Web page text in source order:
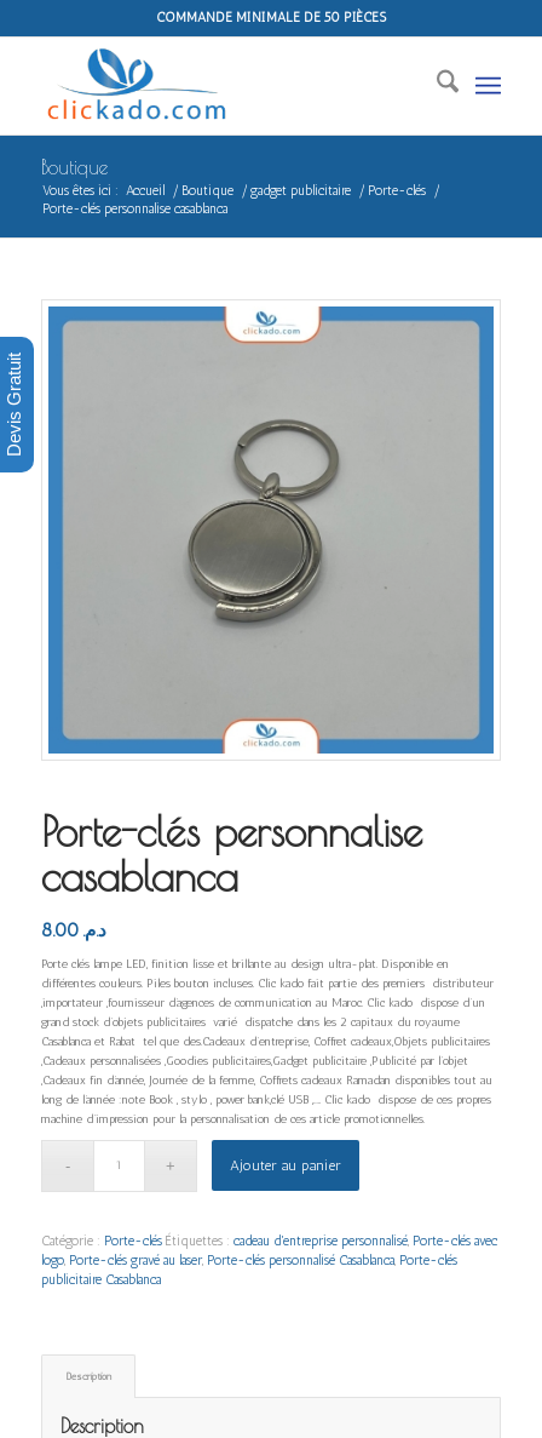
COMMANDE MINIMALE DE 50 PIÈCES
Boutique
Vous êtes ici : Accueil / Boutique / gadget publicitaire / Porte-clés
/
Porte-clés personnalise casablanca
Porte-clés personnalise
casablanca
د.م. 8.00
Porte clés lampe LED, finition lisse et brillante au design ultra-plat. Disponible en
différentes couleurs. Piles bouton incluses. Clic kado fait partie des premiers distributeur
,importateur ,fournisseur d’agences de communication au Maroc. Clic kado dispose d’un
grand stock d’objets publicitaires varié dispatche dans les 2 capitaux du royaume
Casablanca et Rabat tel que des.Cadeaux d’entreprise, Coffret cadeaux,Objets publicitaires
,Cadeaux personnalisées ,Goodies publicitaires,Gadget publicitaire ,Publicité par l’objet
,Cadeaux fin d’année, Journée de la femme, Coffrets cadeaux Ramadan disponibles tout au
long de l’année :note Book , stylo , power bank,clé USB ,….. Clic kado dispose de ces propres
machine d’impression pour la personnalisation de ces article promotionnelles.
Ajouter au panier
Catégorie : Porte-clés Étiquettes : cadeau d'entreprise personnalisé, Porte-clés avec
logo, Porte-clés gravé au laser, Porte-clés personnalisé Casablanca, Porte-clés
publicitaire Casablanca
Description
Description
Devis Gratuit